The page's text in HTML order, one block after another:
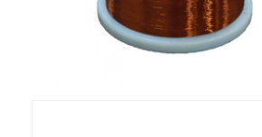
Filati di rame isolati con smalto
Cavi magnetici di smalto